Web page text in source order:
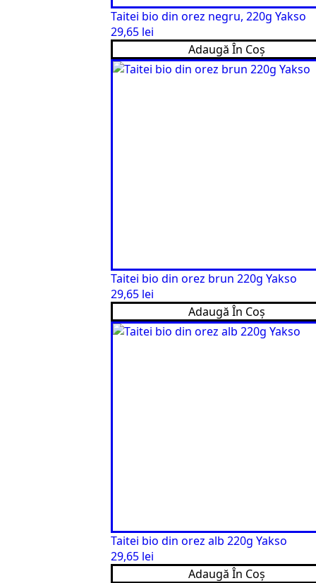
Taitei bio din orez negru, 220g Yakso
29,65 lei
Adaugă În Coș
Taitei bio din orez brun 220g Yakso
29,65 lei
Adaugă În Coș
Taitei bio din orez alb 220g Yakso
29,65 lei
Adaugă În Coș